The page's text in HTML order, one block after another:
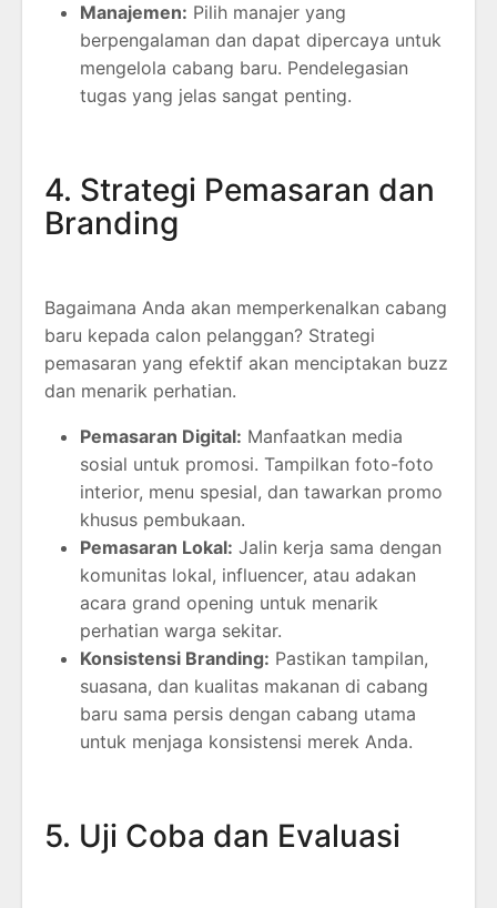
Manajemen: Pilih manajer yang
berpengalaman dan dapat dipercaya untuk
mengelola cabang baru. Pendelegasian
tugas yang jelas sangat penting.
4. Strategi Pemasaran dan
Branding
Bagaimana Anda akan memperkenalkan cabang
baru kepada calon pelanggan? Strategi
pemasaran yang efektif akan menciptakan buzz
dan menarik perhatian.
Pemasaran Digital: Manfaatkan media
sosial untuk promosi. Tampilkan foto-foto
interior, menu spesial, dan tawarkan promo
khusus pembukaan.
Pemasaran Lokal: Jalin kerja sama dengan
komunitas lokal, influencer, atau adakan
acara grand opening untuk menarik
perhatian warga sekitar.
Konsistensi Branding: Pastikan tampilan,
suasana, dan kualitas makanan di cabang
baru sama persis dengan cabang utama
untuk menjaga konsistensi merek Anda.
5. Uji Coba dan Evaluasi